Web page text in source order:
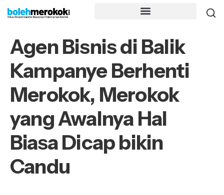
Agen Bisnis di Balik
Kampanye Berhenti
Merokok, Merokok
yang Awalnya Hal
Biasa Dicap bikin
Candu